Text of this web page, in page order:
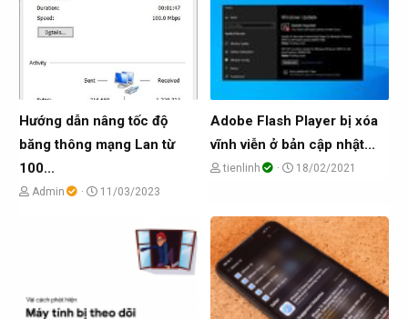
Hướng dẫn nâng tốc độ
băng thông mạng Lan từ
100...
C
t
Admin
N11/03/2023
Adobe Flash Player bị xóa
vĩnh viễn ở bản cập nhật...
C
đ
ề
t
ạ
tienlinh
N
y
g
i
18/02/2021